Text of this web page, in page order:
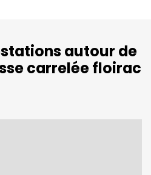
autour de
carrelée floirac